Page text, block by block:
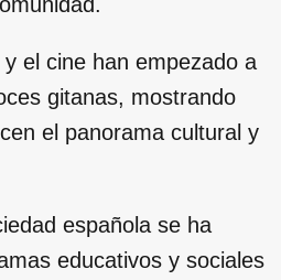
el cine han empezado a
gitanas, mostrando
el panorama cultural y
española se ha
educativos y sociales